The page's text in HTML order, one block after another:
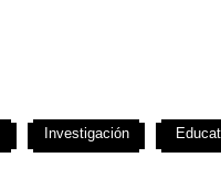
Investigación